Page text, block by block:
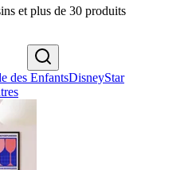
et plus de 30 produits
des EnfantsDisneyStar